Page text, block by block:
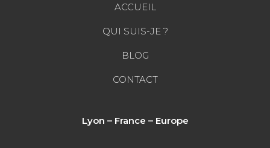
ACCUEIL
QUI SUIS-JE ?
BLOG
CONTACT
Lyon – France – Europe